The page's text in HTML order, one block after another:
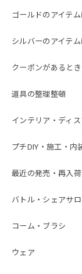
ゴールドのアイテ
シルバーのアイテ
クーポンがあるとき
道具の整理整頓
インテリア・ディ
プチDIY・施工・内
最近の発売・再入
バトル・シェアサ
コーム・ブラシ
ウェア